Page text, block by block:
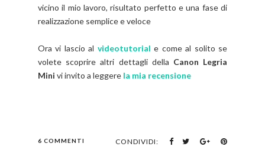
vicino il mio lavoro, risultato perfetto e una fase di
realizzazione semplice e veloce
Ora vi lascio al videotutorial e come al solito se
volete scoprire altri dettagli della Canon Legria
Mini vi invito a leggere la mia recensione
6 COMMENTI CONDIVIDI: